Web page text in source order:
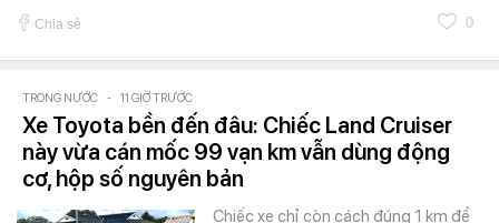
Chia sẻ 0
TRONG NƯỚC - 11 GIỜ TRƯỚC
Xe Toyota bền đến đâu: Chiếc Land Cruiser
này vừa cán mốc 99 vạn km vẫn dùng động
cơ, hộp số nguyên bản
Chiếc xe chỉ còn cách đúng 1 km để